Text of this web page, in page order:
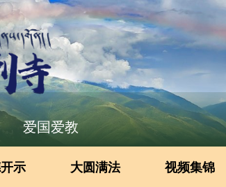
爱国爱教
示 大圆满法 视频集锦